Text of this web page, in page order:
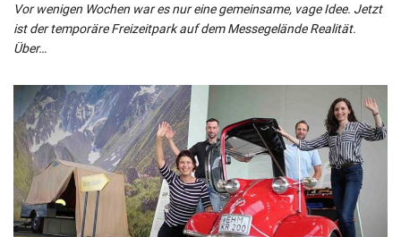
Vor wenigen Wochen war es nur eine gemeinsame, vage Idee. Jetzt
ist der temporäre Freizeitpark auf dem Messegelände Realität.
Über…